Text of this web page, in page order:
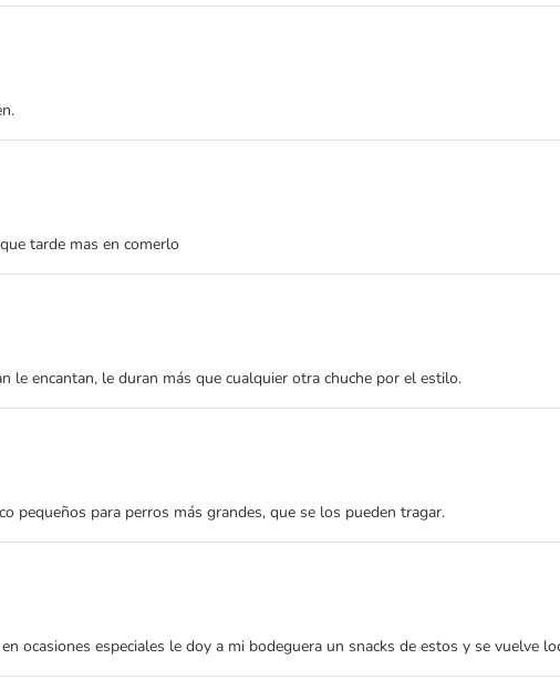
tarde mas en comerlo
encantan, le duran más que cualquier otra chuche por el estilo.
pequeños para perros más grandes, que se los pueden tragar.
ocasiones especiales le doy a mi bodeguera un snacks de estos y se vuelve